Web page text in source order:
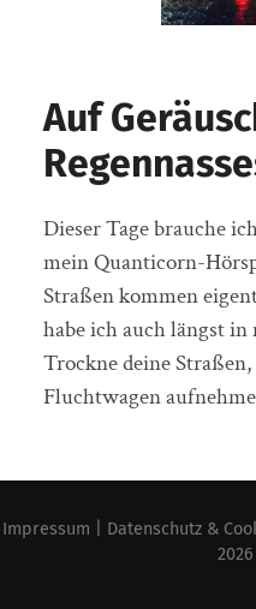
Auf
Dieser Tage brauche
mein Quanticorn-
Straßen kommen
habe ich auch längst
Trockne deine
Fluchtwagen
Impressum Datenschutz &
2026